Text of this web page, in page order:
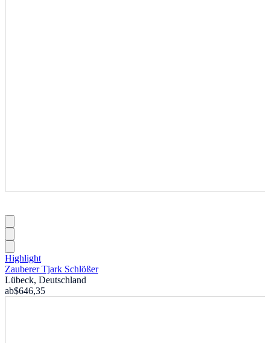
Highlight
Zauberer Tjark Schlößer
Lübeck, Deutschland
ab$646,35